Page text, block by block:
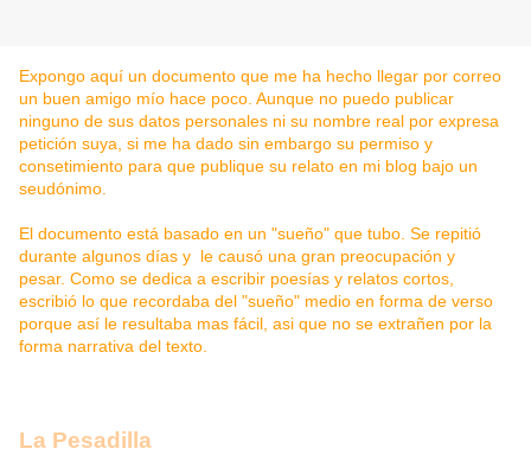
Expongo aquí un documento que me ha hecho llegar por correo
un buen amigo mío hace poco. Aunque no puedo publicar
ninguno de sus datos personales ni su nombre real por expresa
petición suya, si me ha dado sin embargo su permiso y
consetimiento para que publique su relato en mi blog bajo un
seudónimo.
El documento está basado en un "sueño" que tubo. Se repitió
durante algunos días y le causó una gran preocupación y
pesar. Como se dedica a escribir poesías y relatos cortos,
escribió lo que recordaba del "sueño" medio en forma de verso
porque así le resultaba mas fácil, asi que no se extrañen por la
forma narrativa del texto.
La Pesadilla